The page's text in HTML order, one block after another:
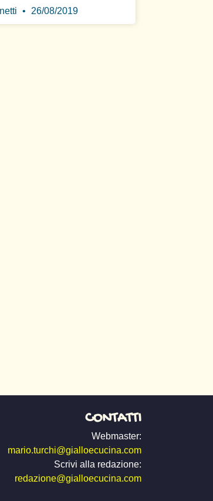
26/08/2019
CONTATTI
Webmaster:
mario.turchi@gialloecucina.com
Scrivi alla redazione:
redazione@gialloecucina.com